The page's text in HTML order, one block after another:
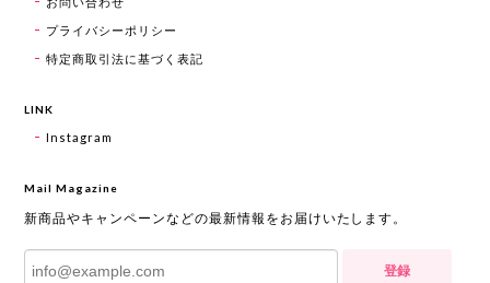
プライバシーポリシー
特定商取引法に基づく表記
LINK
Instagram
Mail Magazine
新商品やキャンペーンなどの最新情報をお届けいたします。
登録